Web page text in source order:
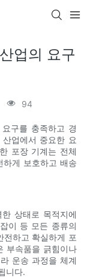
업의 요구
94
구를 충족하고 경
업에서 중요한 요
포장 기계는 전체
게 보호하고 배송
상태로 목적지에
이 등 모든 종류의
전하고 확실하게 포
부속품을 긁힘이나
운송 과정을 체계
니다.